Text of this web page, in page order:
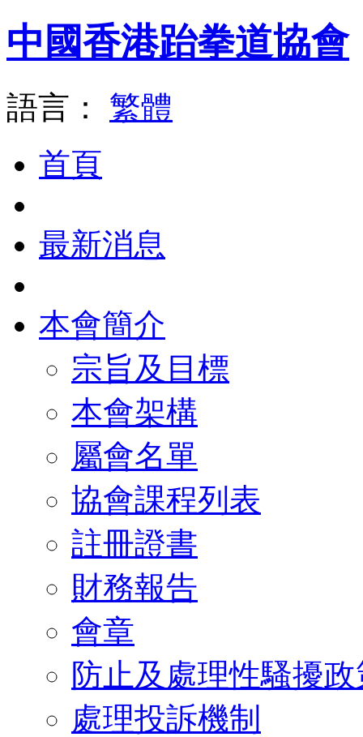
中國香港跆拳道協會
語言： 繁體
首頁
最新消息
本會簡介
宗旨及目標
本會架構
屬會名單
協會課程列表
註冊證書
財務報告
會章
防止及處理性騷擾
處理投訴機制